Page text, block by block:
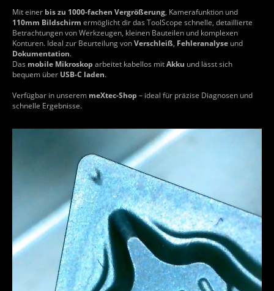
Mit einer bis zu 1000-fachen Vergrößerung, Kamerafunktion und
110mm Bildschirm ermöglicht dir das ToolScope schnelle, detaillierte
Betrachtungen von Werkzeugen, kleinen Bauteilen und komplexen
Konturen. Ideal zur Beurteilung vonVerschleiß, Fehleranalyse und
Dokumentation.
Das mobile Mikroskop arbeitet kabellos mitAkku und lässt sich
bequem über USB-C laden.
Verfügbar in unserem meXtec-Shop – ideal für präzise Diagnosen und
schnelle Ergebnisse.